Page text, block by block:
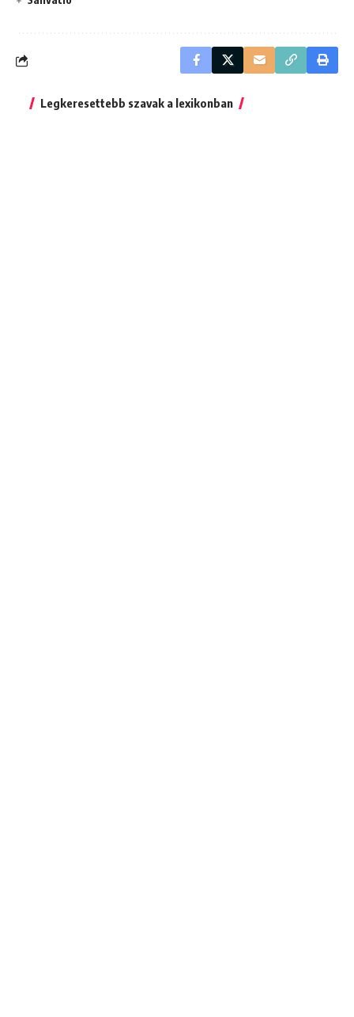
Legkeresettebb szavak a lexikonban